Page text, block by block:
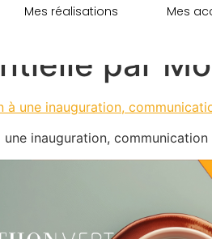
Mes réalisations Mes
invitation
par
une inauguration,